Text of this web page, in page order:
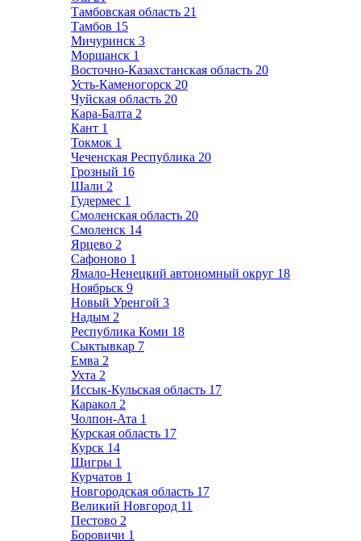
Тамбовская область 21
Тамбов 15
Мичуринск 3
Моршанск 1
Восточно-Казахстанская область 20
Усть-Каменогорск 20
Чуйская область 20
Кара-Балта 2
Кант 1
Токмок 1
Чеченская Республика 20
Грозный 16
Шали 2
Гудермес 1
Смоленская область 20
Смоленск 14
Ярцево 2
Сафоново 1
Ямало-Ненецкий автономный округ 18
Ноябрьск 9
Новый Уренгой 3
Надым 2
Республика Коми 18
Сыктывкар 7
Емва 2
Ухта 2
Иссык-Кульская область 17
Каракол 2
Чолпон-Ата 1
Курская область 17
Курск 14
Щигры 1
Курчатов 1
Новгородская область 17
Великий Новгород 11
Пестово 2
Боровичи 1